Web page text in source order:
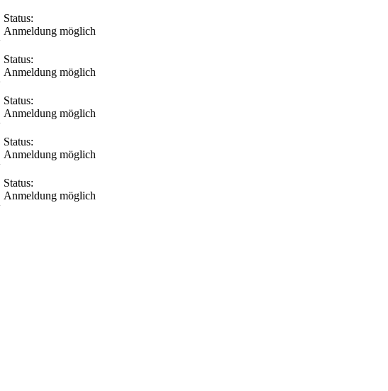
Status:
Anmeldung möglich
Status:
Anmeldung möglich
Status:
Anmeldung möglich
Status:
Anmeldung möglich
Status:
Anmeldung möglich